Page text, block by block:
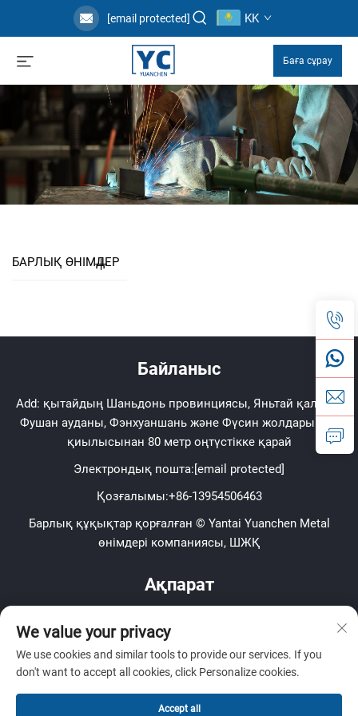
[email protected] KK
Баға сұрау
БАРЛЫҚ ӨНІМДЕР
Байланыс
Add: қытайдың Шаньдонь провинциясы, Яньтай қаласы,
Фушан ауданы, Фэнхуаншань және Фүсин жолдарының
қиылысынан 80 метр оңтүстікке қарай
Электрондық пошта:[email protected]
Қозғалымы:+86-13954506463
Барлық құқықтар қорғалған © Yantai Yuanchen Metal
өнімдері компаниясы, ШЖҚ
Ақпарат
жазылыңыз
We value your privacy
We use cookies and similar tools to provide our services. If you
don't want to accept all cookies, click Personalize cookies.
Accept all